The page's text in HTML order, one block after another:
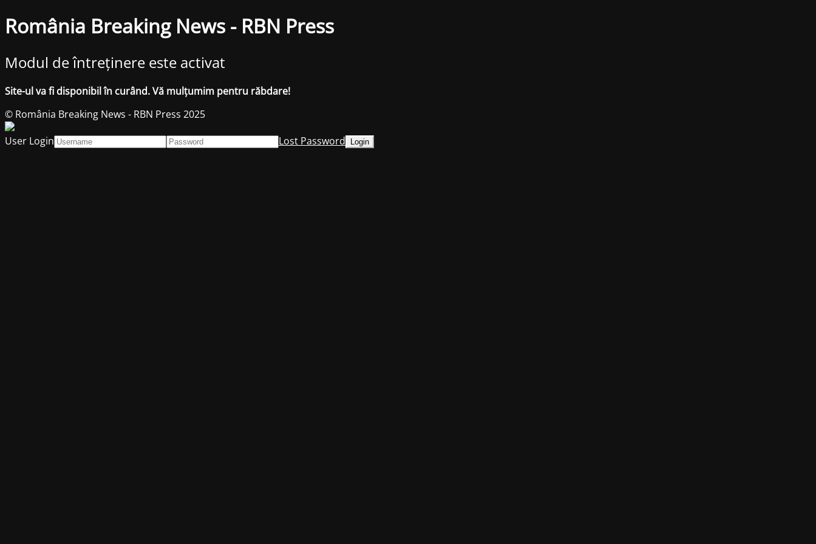
România Breaking News - RBN Press
Modul de întreținere este activat
Site-ul va fi disponibil în curând. Vă mulțumim pentru răbdare!
© România Breaking News - RBN Press 2025
User Login
Lost Password